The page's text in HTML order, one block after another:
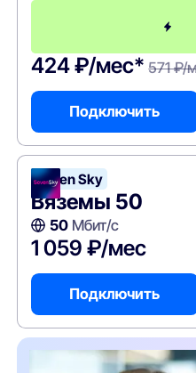
424 ₽/мес* 571 ₽/
Подключить
Seven Sky
Вяземы 50
50Мбит/с
1 059 ₽/мес
Подключить